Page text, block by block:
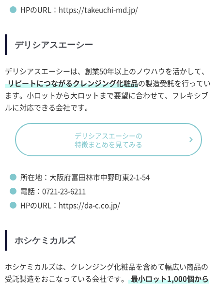
HPのURL：https://takeuchi-md.jp/
デリシアスエーシー
デリシアスエーシーは、創業50年以上のノウハウを活かして、
リピートにつながるクレンジング化粧品の製造受託を行ってい
ます。小ロットから大ロットまで要望に合わせて、フレキシブ
ルに対応できる会社です。
デリシアスエーシーの
特徴まとめを見てみる
所在地：大阪府富田林市中野町東2-1-54
電話：0721-23-6211
HPのURL：https://da-c.co.jp/
ホシケミカルズ
ホシケミカルズは、クレンジング化粧品を含めて幅広い商品の
受託製造をおこなっている会社です。
最小ロット1,000個から